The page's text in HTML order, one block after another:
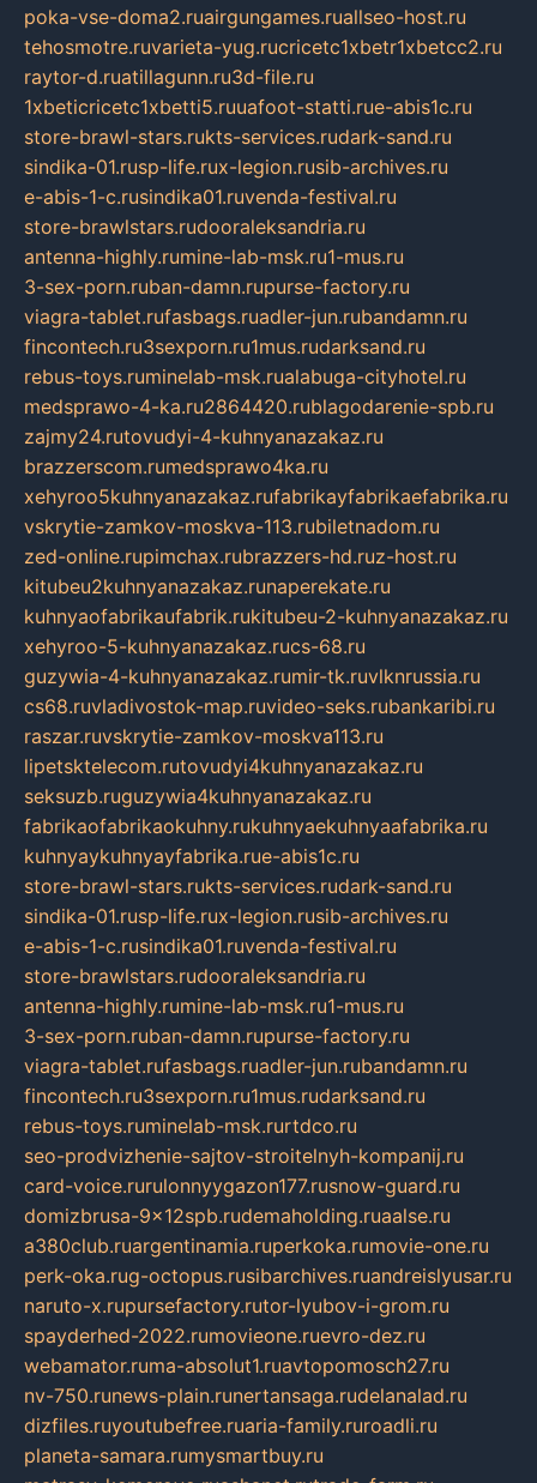
poka-vse-doma2.ruairgungames.ruallseo-host.ru
tehosmotre.ruvarieta-yug.rucricetc1xbetr1xbetcc2.ru
raytor-d.ruatillagunn.ru3d-file.ru
1xbeticricetc1xbetti5.ruuafoot-statti.rue-abis1c.ru
store-brawl-stars.rukts-services.rudark-sand.ru
sindika-01.rusp-life.rux-legion.rusib-archives.ru
e-abis-1-c.rusindika01.ruvenda-festival.ru
store-brawlstars.rudooraleksandria.ru
antenna-highly.rumine-lab-msk.ru1-mus.ru
3-sex-porn.ruban-damn.rupurse-factory.ru
viagra-tablet.rufasbags.ruadler-jun.rubandamn.ru
fincontech.ru3sexporn.ru1mus.rudarksand.ru
rebus-toys.ruminelab-msk.rualabuga-cityhotel.ru
medsprawo-4-ka.ru2864420.rublagodarenie-spb.ru
zajmy24.rutovudyi-4-kuhnyanazakaz.ru
brazzerscom.rumedsprawo4ka.ru
xehyroo5kuhnyanazakaz.rufabrikayfabrikaefabrika.ru
vskrytie-zamkov-moskva-113.rubiletnadom.ru
zed-online.rupimchax.rubrazzers-hd.ruz-host.ru
kitubeu2kuhnyanazakaz.runaperekate.ru
kuhnyaofabrikaufabrik.rukitubeu-2-kuhnyanazakaz.ru
xehyroo-5-kuhnyanazakaz.rucs-68.ru
guzywia-4-kuhnyanazakaz.rumir-tk.ruvlknrussia.ru
cs68.ruvladivostok-map.ruvideo-seks.rubankaribi.ru
raszar.ruvskrytie-zamkov-moskva113.ru
lipetsktelecom.rutovudyi4kuhnyanazakaz.ru
seksuzb.ruguzywia4kuhnyanazakaz.ru
fabrikaofabrikaokuhny.rukuhnyaekuhnyaafabrika.ru
kuhnyaykuhnyayfabrika.rue-abis1c.ru
store-brawl-stars.rukts-services.rudark-sand.ru
sindika-01.rusp-life.rux-legion.rusib-archives.ru
e-abis-1-c.rusindika01.ruvenda-festival.ru
store-brawlstars.rudooraleksandria.ru
antenna-highly.rumine-lab-msk.ru1-mus.ru
3-sex-porn.ruban-damn.rupurse-factory.ru
viagra-tablet.rufasbags.ruadler-jun.rubandamn.ru
fincontech.ru3sexporn.ru1mus.rudarksand.ru
rebus-toys.ruminelab-msk.rurtdco.ru
seo-prodvizhenie-sajtov-stroitelnyh-kompanij.ru
card-voice.rurulonnyygazon177.rusnow-guard.ru
domizbrusa-9x12spb.rudemaholding.ruaalse.ru
a380club.ruargentinamia.ruperkoka.rumovie-one.ru
perk-oka.rug-octopus.rusibarchives.ruandreislyusar.ru
naruto-x.rupursefactory.rutor-lyubov-i-grom.ru
spayderhed-2022.rumovieone.ruevro-dez.ru
webamator.ruma-absolut1.ruavtopomosch27.ru
nv-750.runews-plain.runertansaga.rudelanalad.ru
dizfiles.ruyoutubefree.ruaria-family.ruroadli.ru
planeta-samara.rumysmartbuy.ru